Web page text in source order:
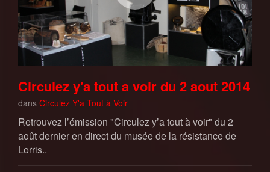
Circulez y'a tout a voir du 2 aout 2014
dans Circulez Y'a Tout à Voir
Retrouvez l’émission "Circulez y’a tout à voir" du 2
août dernier en direct du musée de la résistance de
Lorris..